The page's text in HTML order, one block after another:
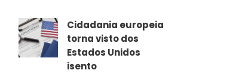
Cidadania europeia
torna visto dos
Estados Unidos
isento